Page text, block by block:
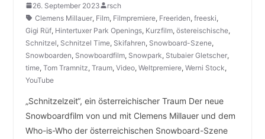
26. September 2023
rsch
Clemens Millauer, Film, Filmpremiere, Freeriden, freeski,
Gigi Rüf, Hintertuxer Park Openings, Kurzfilm, östereischische,
Schnitzel, Schnitzel Time, Skifahren, Snowboard-Szene,
Snowboarden, Snowboardfilm, Snowpark, Stubaier Gletscher,
time, Tom Tramnitz, Traum, Video, Weltpremiere, Werni Stock,
YouTube
„Schnitzelzeit“, ein österreichischer Traum Der neue
Snowboardfilm von und mit Clemens Millauer und dem
Who-is-Who der österreichischen Snowboard-Szene